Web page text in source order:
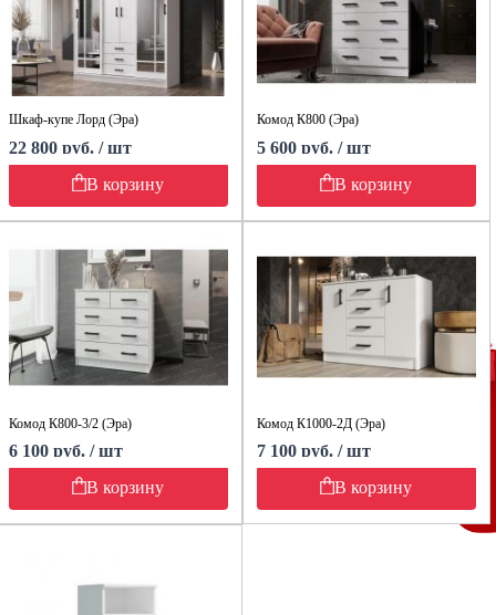
Шкаф-купе Лорд (Эра)
22 800 руб. / шт
В корзину
Комод К800 (Эра)
5 600 руб. / шт
В корзину
Комод К800-3/2 (Эра)
6 100 руб. / шт
В корзину
Комод К1000-2Д (Эра)
7 100 руб. / шт
В корзину